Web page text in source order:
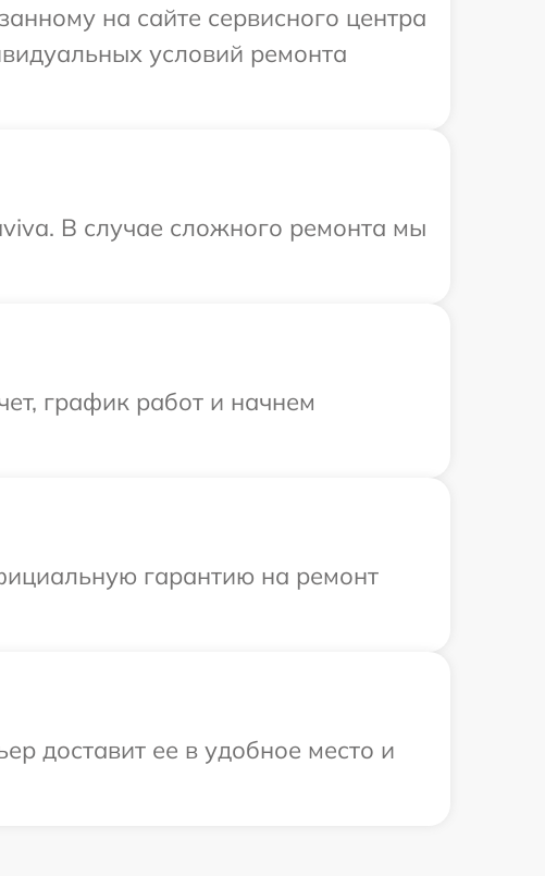
на сайте сервисного центра
условий ремонта
В случае сложного ремонта мы
график работ и начнем
гарантию на ремонт
доставит ее в удобное место и